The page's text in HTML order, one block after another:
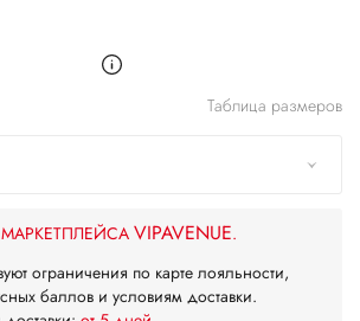
Таблица размеров
VIPAVENUE.
ограничения по карте лояльности,
баллов и условиям доставки.